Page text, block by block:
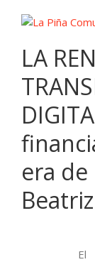
LA
era
El